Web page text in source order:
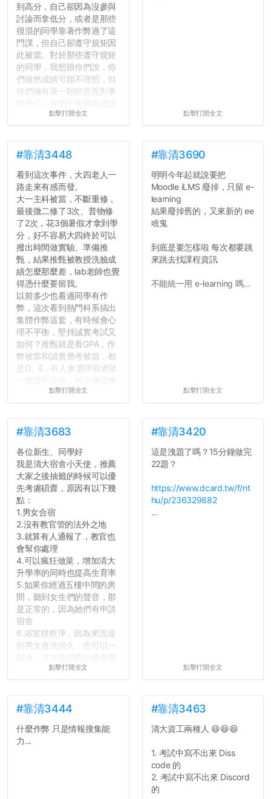
到高分，自己卻因為沒參與
討論而拿低分，或者是那些
很混的同學靠著作弊過了這
門課，但自己卻遵守規矩因
此被當。對於那些遵守規矩
的同學，我想跟你們說，你
們雖然成績可能不理想，但
你們擁有著一顆願意面對事
壓力而選擇逃避(作弊)，在
績無法體現你們的努力，但
往後你們正直的態度一定會
讓你們在社會上適應得更
好。最後，那些作弊的同
學，你們要瞭解到作弊對你
們而言是沒有任何好處的，
大學是你們唯一可以勇敢認
錯但不需要付出太大代價的
地方，你們在這時候如果不
會學會...
點擊打開全文 點擊打開全文
#靠清3448
看到這次事件，大四老人一
路走來有感而發。
大一主科被當，不斷重修，
最後微二修了3次、普物修
了2次，花3個暑假才拿到學
分，好不容易大四終於可以
撥出時間做實驗、準備推
甄，結果推甄被教授洗臉成
績怎麼那麼差，lab老師也覺
得憑什麼要留我。
以前多少也看過同學有作
弊，這次看到熱門科系搞出
集體作弊這套，有時候會心
理不平衡，堅持誠實考試又
如何？推甄就是看GPA，作
弊被當和誠實應考被當，都
是D、E...有人會選擇前者賭
心教授看起來要輕輕放下
長作弊的風氣。
反正老人我明天就要搬離新
竹，之後如何發展與我無
關，就當最後一天發個牢騷
吧XD，祝學弟妹們修課順利
~~...
點擊打開全文
#靠清3690
明明今年起就說要把
Moodle iLMS 廢掉，只留 e-
learning
結果廢掉舊的，又來新的 ee
啥鬼
到底是要怎樣啦 每次都要跳
來跳去找課程資訊
不能統一用 e-learning 嗎...
點擊打開全文
#靠清3683
各位新生、同學好
我是清大宿舍小天使，推薦
大家之後抽籤的時候可以優
先考慮碩齋，原因有以下幾
點：
1.男女合宿
2.沒有教官管的法外之地
3.就算有人通報了，教官也
會幫你處理
4.可以瘋狂做菜，增加清大
升學率的同時也提高生育率
5.如果你經過五樓中間的房
間，聽到女生們的聲音，那
是正常的，因為她們有申請
宿舍
6.浴室很乾淨，因為來洗澡
的男女會洗很久，也可以一
舍房間，都歡迎留言讓我知
道...
點擊打開全文
#靠清3420
這是洩題了嗎？15分鐘做完
22題？
https://www.dcard.tw/f/nt
hu/p/236329882
...
點擊打開全文
#靠清3444
什麼作弊 只是情報搜集能
力...
#靠清3463
清大資工兩種人 😆😆😆
1. 考試中寫不出來 Diss
code 的
2. 考試中寫不出來 Discord
的